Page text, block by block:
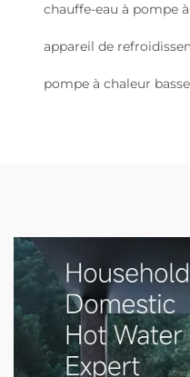
chauffe-eau à pompe
appareil de
pompe à chaleur